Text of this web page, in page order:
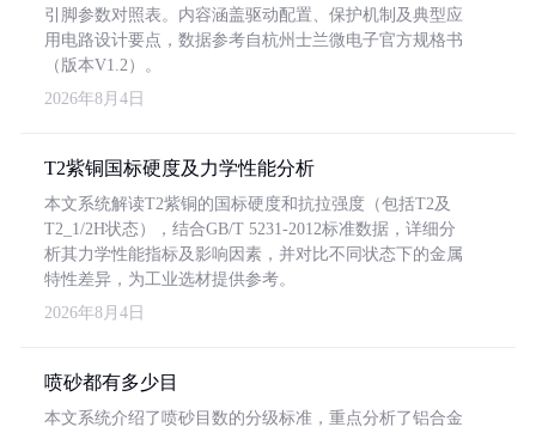
引脚参数对照表。内容涵盖驱动配置、保护机制及典型应
用电路设计要点，数据参考自杭州士兰微电子官方规格书
（版本V1.2）。
2026年8月4日
T2紫铜国标硬度及力学性能分析
本文系统解读T2紫铜的国标硬度和抗拉强度（包括T2及
T2_1/2H状态），结合GB/T 5231-2012标准数据，详细分
析其力学性能指标及影响因素，并对比不同状态下的金属
特性差异，为工业选材提供参考。
2026年8月4日
喷砂都有多少目
本文系统介绍了喷砂目数的分级标准，重点分析了铝合金